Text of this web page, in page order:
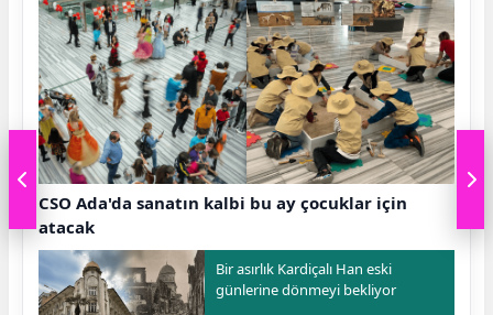
CSO Ada'da sanatın kalbi bu ay çocuklar için
atacak
Bir asırlık Kardiçalı Han eski
günlerine dönmeyi bekliyor